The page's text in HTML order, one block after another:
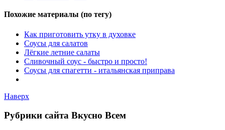
Похожие материалы (по тегу)
Как приготовить утку в духовке
Соусы для салатов
Лёгкие летние салаты
Сливочный соус - быстро и просто!
Соусы для спагетти - итальянская приправа
Наверх
Рубрики сайта Вкусно Всем